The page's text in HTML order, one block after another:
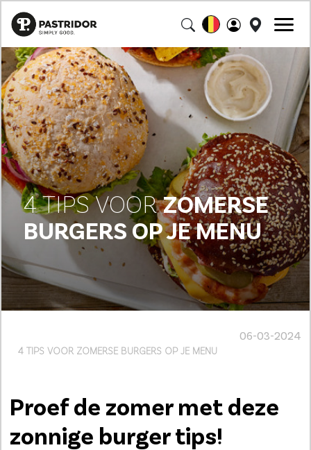
4 TIPS VOORZOMERSE
BURGERS OP JE MENU
4 TIPS VOOR ZOMERSE BURGERS OP JE MENU
06-03-2024
Proef de zomer met deze
zonnige burger tips!